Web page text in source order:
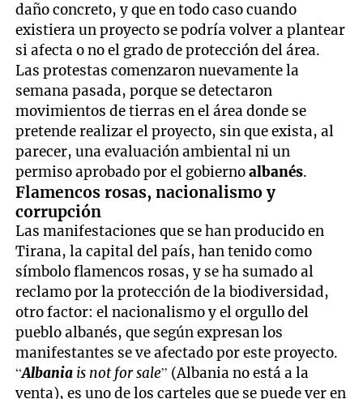
daño concreto, y que en todo caso cuando
existiera un proyecto se podría volver a plantear
si afecta o no el grado de protección del área.
Las protestas comenzaron nuevamente la
semana pasada, porque se detectaron
movimientos de tierras en el área donde se
pretende realizar el proyecto, sin que exista, al
parecer, una evaluación ambiental ni un
permiso aprobado por el gobiernoalbanés.
Flamencos rosas, nacionalismo y
corrupción
Las manifestaciones que se han producido en
Tirana, la capital del país, han tenido como
símbolo flamencos rosas, y se ha sumado al
reclamo por la protección de la biodiversidad,
otro factor: el nacionalismo y el orgullo del
pueblo albanés, que según expresan los
manifestantes se ve afectado por este proyecto.
“Albania is not for sale” (Albania no está a la
venta), es uno de los carteles que se puede ver en